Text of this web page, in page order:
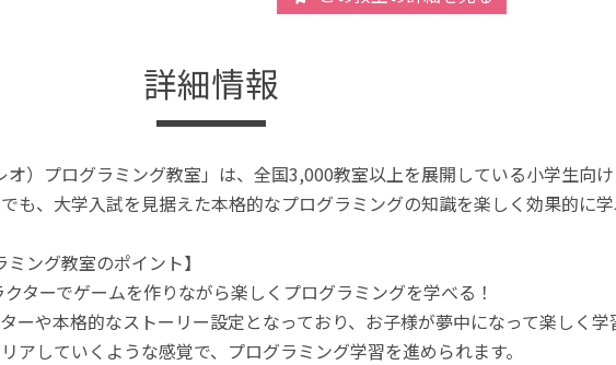
詳細情報
オ）プログラミング教室」は、全国3,000教室以上を展開している小学生向け
も、大学入試を見据えた本格的なプログラミングの知識を楽しく効果的に学
ミング教室のポイント】
ターでゲームを作りながら楽しくプログラミングを学べる！
ーや本格的なストーリー設定となっており、お子様が夢中になって楽しく学
アしていくような感覚で、プログラミング学習を進められます。